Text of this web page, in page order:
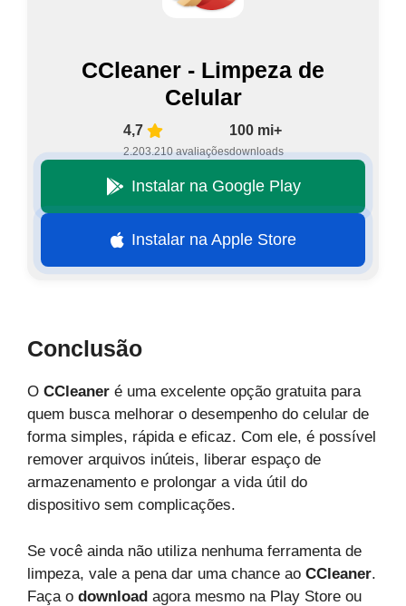
CCleaner - Limpeza de
Celular
4,7
2.203.210 avaliações
100 mi+
downloads
Instalar na Google Play
Instalar na Apple Store
Conclusão
O CCleaner é uma excelente opção gratuita para
quem busca melhorar o desempenho do celular de
forma simples, rápida e eficaz. Com ele, é possível
remover arquivos inúteis, liberar espaço de
armazenamento e prolongar a vida útil do
dispositivo sem complicações.
Se você ainda não utiliza nenhuma ferramenta de
limpeza, vale a pena dar uma chance ao CCleaner.
Faça o download agora mesmo na Play Store ou